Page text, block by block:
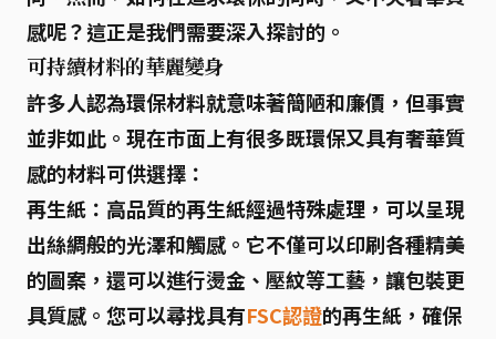
感呢？這正是我們需要深入探討的。
可持續材料的華麗變身
許多人認為環保材料就意味著簡陋和廉價，但事實
並非如此。現在市面上有很多既環保又具有奢華質
感的材料可供選擇：
再生紙 ：高品質的再生紙經過特殊處理，可以呈現
出絲綢般的光澤和觸感。它不僅可以印刷各種精美
的圖案，還可以進行燙金、壓紋等工藝，讓包裝更
具質感。您可以尋找具有FSC認證的再生紙，確保